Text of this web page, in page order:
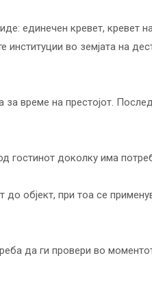
единечен кревет, кревет
во земјата на
време на престојот.
гостинот доколку има
објект, при тоа се
да ги провери во